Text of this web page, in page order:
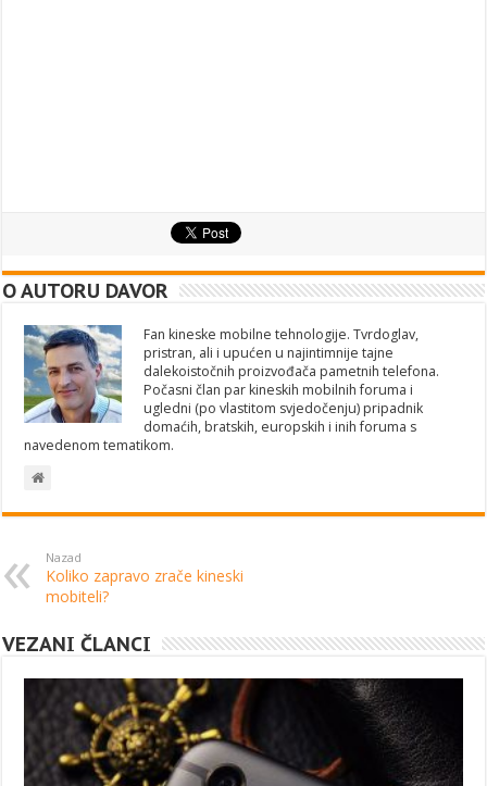
O AUTORU DAVOR
Fan kineske mobilne tehnologije. Tvrdoglav,
pristran, ali i upućen u najintimnije tajne
dalekoistočnih proizvođača pametnih telefona.
Počasni član par kineskih mobilnih foruma i
ugledni (po vlastitom svjedočenju) pripadnik
domaćih, bratskih, europskih i inih foruma s
navedenom tematikom.
Nazad
Koliko zapravo zrače kineski
mobiteli?
VEZANI ČLANCI